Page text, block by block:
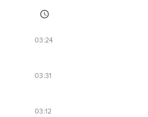
03:24
03:31
03:12